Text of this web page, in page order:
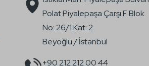
Polat Piyalepaşa Çarşı F Blok
No: 26/1 Kat: 2
Beyoğlu / İstanbul
+90 212 212 00 44